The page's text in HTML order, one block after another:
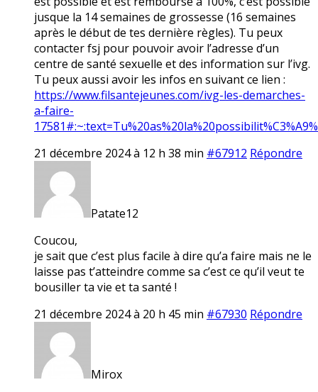
jusque la 14 semaines de grossesse (16 semaines
après le début de tes dernière règles). Tu peux
contacter fsj pour pouvoir avoir l’adresse d’un
centre de santé sexuelle et des information sur l’ivg.
Tu peux aussi avoir les infos en suivant ce lien :
https://www.filsantejeunes.com/ivg-les-demarches-
a-faire-
21 décembre 2024 à 12 h 38 min #67912 Répondre
Patate12
Coucou,
je sait que c’est plus facile à dire qu’a faire mais ne le
laisse pas t’atteindre comme sa c’est ce qu’il veut te
bousiller ta vie et ta santé !
21 décembre 2024 à 20 h 45 min #67930 Répondre
Mirox